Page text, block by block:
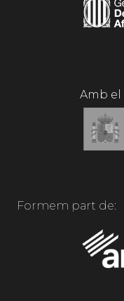
Amb
Formem part de: